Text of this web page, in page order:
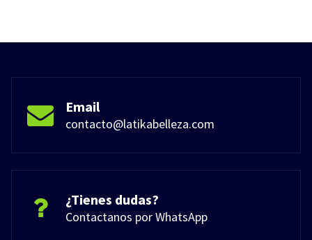
Email
contacto@latikabelleza.com
¿Tienes dudas?
Contactanos por WhatsApp